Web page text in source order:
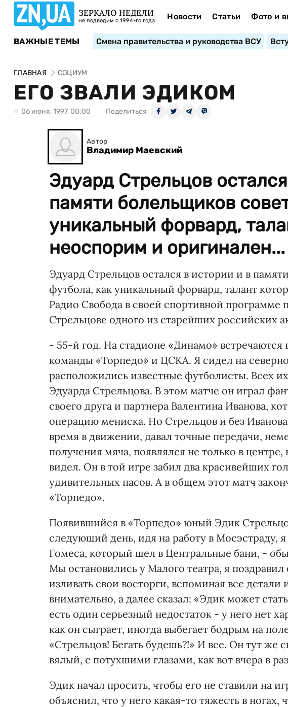
ЗЕРКАЛО НЕДЕЛИ
не подводим с 1994-го года Новости Статьи Фото и
ВАЖНЫЕ ТЕМЫ Смена правительства и руководства ВСУ
ГЛАВНАЯ СОЦИУМ
ЕГО ЗВАЛИ ЭДИКОМ
06 июня, 1997, 00:00 Поделиться
Автор
Владимир Маевский
Эдуард Стрельцов
памяти болельщиков
уникальный форвард,
неоспорим и оригинален...
Эдуард Стрельцов остался в истории и в
футбола, как уникальный форвард, талант
Радио Свобода в своей спортивной программе
Стрельцове одного из старейших российских
- 55-й год. На стадионе «Динамо» встречаются
команды «Торпедо» и ЦСКА. Я сидел на
расположились известные футболисты. Всех
Эдуарда Стрельцова. В этом матче он играл
своего друга и партнера Валентина Иванова,
операцию мениска. Но Стрельцов и без
время в движении, давал точные передачи,
получения мяча, появлялся не только в центре,
видел. Он в той игре забил два красивейших
удивительных пасов. А в общем этот матч
«Торпедо».
Появившийся в «Торпедо» юный Эдик
следующий день, идя на работу в Мосэстраду,
Гомеса, который шел в Центральные бани, -
Мы остановились у Малого театра, я поздравил
изливать свои восторги, вспоминая все
внимательно, а далее сказал: «Эдик может
есть один серьезный недостаток - у него нет
как он сыграет, иногда выбегает бодрым на
«Стрельцов! Бегать будешь?!» И все. Он тут же
вялый, с потухшими глазами, как вот вчера в
Эдик начал просить, чтобы его не ставили на
объяснил, что у него какая-то тяжесть в ногах,